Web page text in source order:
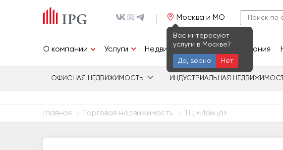
Москва и МО
Вас интересуют
услуги в Москве?
Да, верно Нет
О компании Услуги Недвижимость Исследования
ОФИСНАЯ НЕДВИЖИМОСТЬ ИНДУСТРИАЛЬНАЯ
Главная / Торговая недвижимость / ТЦ «Ибица»